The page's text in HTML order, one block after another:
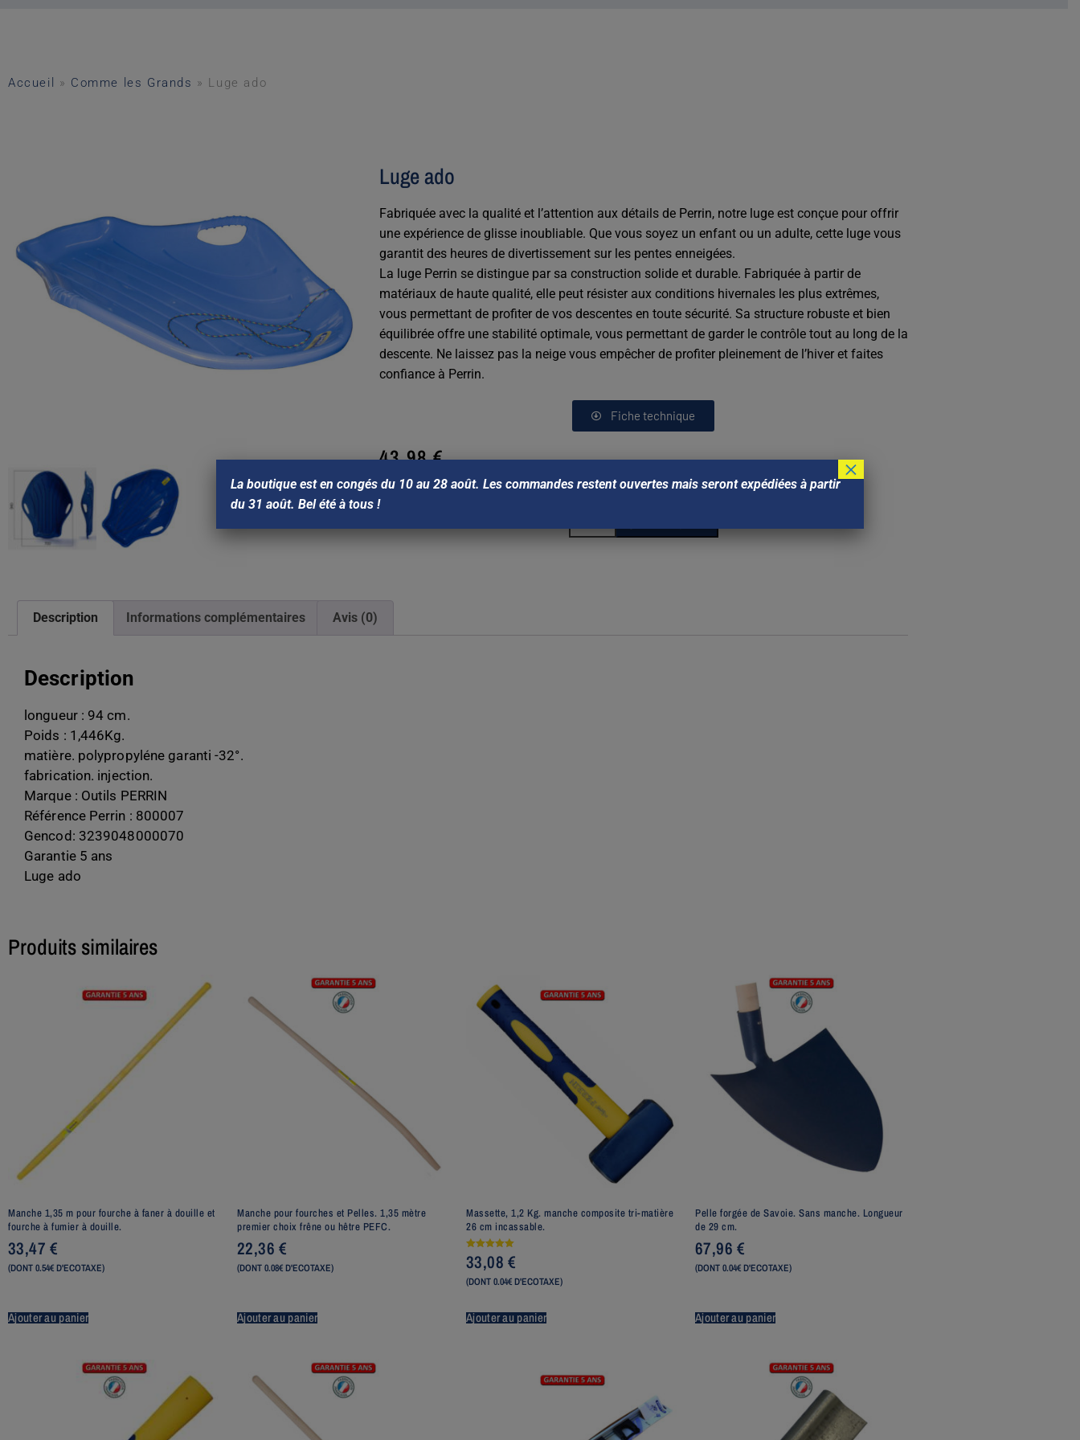
Accueil » Comme les Grands » Luge ado
Luge ado
Fabriquée avec la qualité et l’attention aux détails de Perrin, notre luge est conçue pour offrir
une expérience de glisse inoubliable. Que vous soyez un enfant ou un adulte, cette luge vous
garantit des heures de divertissement sur les pentes enneigées.
La luge Perrin se distingue par sa construction solide et durable. Fabriquée à partir de
matériaux de haute qualité, elle peut résister aux conditions hivernales les plus extrêmes,
vous permettant de profiter de vos descentes en toute sécurité. Sa structure robuste et bien
équilibrée offre une stabilité optimale, vous permettant de garder le contrôle tout au long de la
descente. Ne laissez pas la neige vous empêcher de profiter pleinement de l’hiver et faites
confiance à Perrin.
Fiche technique
43,98€
(DONT 0.47€ D'ECOTAXE)
Description Informations complémentaires Avis (0)
Description
longueur : 94 cm.
Poids : 1,446Kg.
matière. polypropyléne garanti -32°.
fabrication. injection.
Marque : Outils PERRIN
Référence Perrin : 800007
Gencod: 3239048000070
Garantie 5 ans
Luge ado
Produits similaires
Manche 1,35 m pour fourche à faner à douille et
fourche à fumier à douille.
33,47€
(DONT 0.54€ D'ECOTAXE)
Ajouter au panier
Manche pour fourches et Pelles. 1,35 mètre
premier choix frêne ou hêtre PEFC.
22,36€
(DONT 0.08€ D'ECOTAXE)
Ajouter au panier
Massette, 1,2 Kg. manche composite tri-matière
26 cm incassable.
Note
5.00
sur 5
33,08€
(DONT 0.04€ D'ECOTAXE)
Ajouter au panier
Pelle forgée de Savoie. Sans manche. Longueur
de 29 cm.
67,96€
(DONT 0.04€ D'ECOTAXE)
Ajouter au panier
La boutique est en congés du 10 au 28 août. Les commandes restent ouvertes mais seront expédiées à partir
du 31 août. Bel été à tous !
×